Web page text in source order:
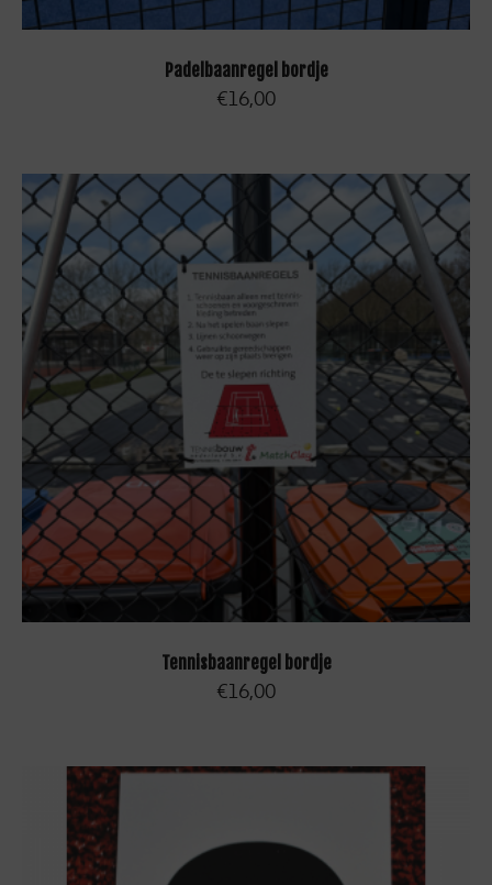
TOEVOEGEN AAN WINKELWAGEN
Padelbaanregel bordje
€16,00
TOEVOEGEN AAN WINKELWAGEN
Tennisbaanregel bordje
€16,00